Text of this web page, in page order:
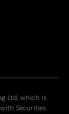
Ltd, which is
Securities